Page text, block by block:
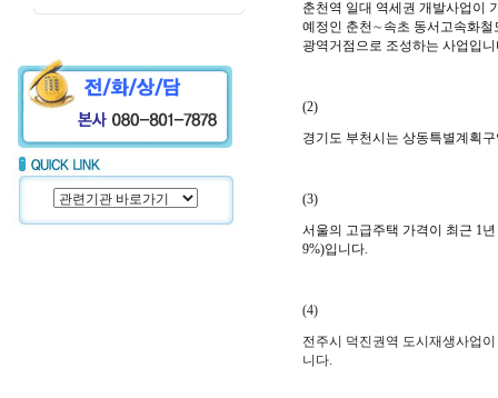
춘천역 일대 역세권 개발사업이
예정인 춘천∼속초 동서고속화철
광역거점으로 조성하는 사업입니
(2)
경기도 부천시는 상동특별계획
(3)
서울의 고급주택 가격이 최근 1
9%)입니다.
(4)
전주시 덕진권역 도시재생사업
니다.